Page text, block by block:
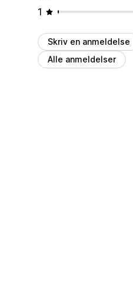
1
Skriv en anmeldelse
Alle anmeldelser